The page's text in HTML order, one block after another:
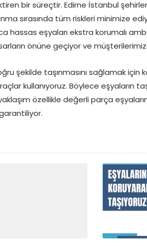
bir süreçtir. Edirne İstanbul
sırasında tüm riskleri minimize
hassas eşyaları ekstra korumalı
önüne geçiyor ve
şekilde taşınmasını sağlamak için
kullanıyoruz. Böylece eşyaların
özellikle değerli parça eşyaların